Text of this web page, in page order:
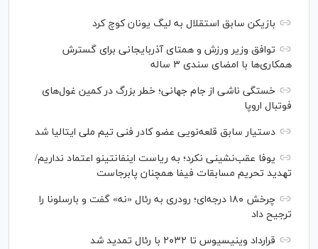
بازیکن سابق استقلال به لیگ یونان کوچ کرد
توافق وزیر ورزش و همتای آذربایجانی برای گسترش
همکاری‌ها با امضای سندی ۳ ساله
خستگی ناشی از جام جهانی؛ خطر بزرگ در کمین غول‌های
فوتبال اروپا
دستیار سابق قلعه‌نویی عضو کادر فنی تیم ملی ایتالیا شد
یوفا عقب‌نشینی نکرد؛ به ریاست اینفانتینو اعتماد نداریم/
تهدید تحریم مسابقات فیفا همچنان پابرجاست
چرخش ۱۸۰ درجه‌ای؛ رودری به رئال «نه» گفت و بارسلونا را
ترجیح داد
قرارداد وینیسیوس تا ۲۰۳۲ با رئال‌ تمدید شد